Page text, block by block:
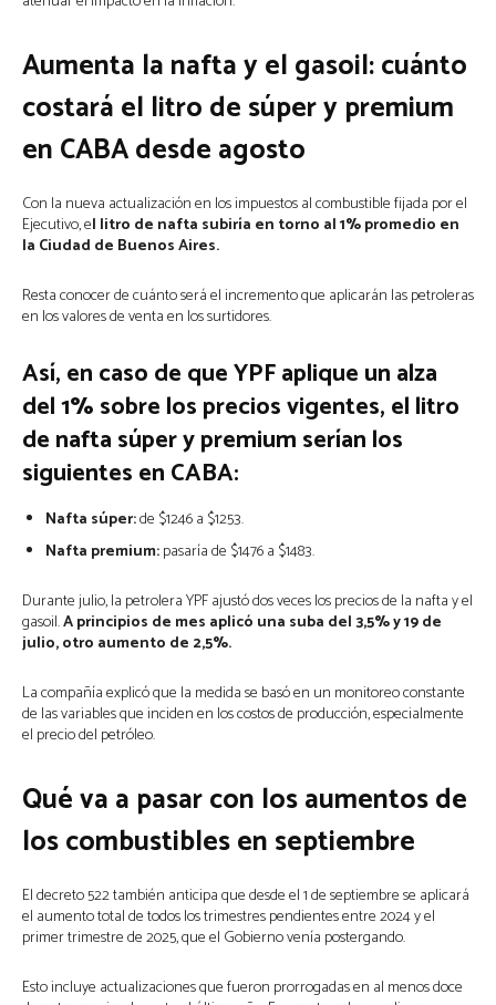
Aumenta la nafta y el gasoil: cuánto
costará el litro de súper y premium
en CABA desde agosto
Con la nueva actualización en los impuestos al combustible fijada por el
Ejecutivo, el litro de nafta subiría en torno al 1% promedio en
la Ciudad de Buenos Aires.
Resta conocer de cuánto será el incremento que aplicarán las petroleras
en los valores de venta en los surtidores.
Así, en caso de que YPF aplique un alza
del 1% sobre los precios vigentes, el litro
de nafta súper y premium serían los
siguientes en CABA:
Nafta súper:de $1246 a $1253.
Nafta premium:pasaría de $1476 a $1483.
Durante julio, la petrolera YPF ajustó dos veces los precios de la nafta y el
gasoil.A principios de mes aplicó una suba del 3,5% y 19 de
julio, otro aumento de 2,5%.
La compañía explicó que la medida se basó en un monitoreo constante
de las variables que inciden en los costos de producción, especialmente
el precio del petróleo.
Qué va a pasar con los aumentos de
los combustibles en septiembre
El decreto 522 también anticipa que desde el 1 de septiembre se aplicará
el aumento total de todos los trimestres pendientes entre 2024 y el
primer trimestre de 2025, que el Gobierno venía postergando.
Esto incluye actualizaciones que fueron prorrogadas en al menos doce